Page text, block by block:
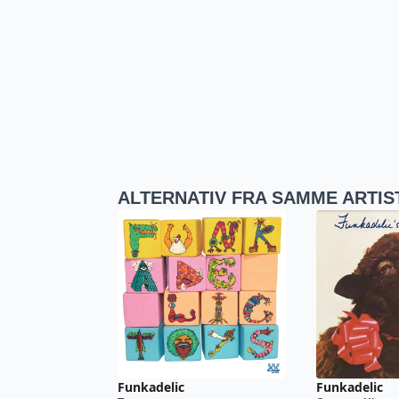
ALTERNATIV FRA SAMME
Funkadelic Funkadelic